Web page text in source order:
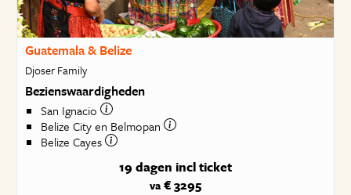
Guatemala & Belize
Djoser Family
Bezienswaardigheden
San Ignacio
Belize City en Belmopan
Belize Cayes
19 dagen incl ticket
va € 3295